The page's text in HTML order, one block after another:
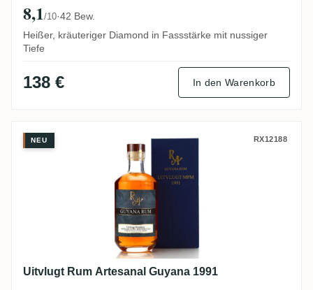
8,1/10·42 Bew.
Heißer, kräuteriger Diamond in Fassstärke mit nussiger
Tiefe
138 € In den Warenkorb
Uitvlugt Rum Artesanal Guyana 1991
NEU RX12188
Uitvlugt Rum Artesanal Guyana 1991